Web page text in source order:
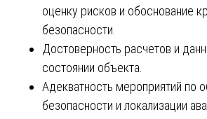
оценку рисков и обоснование
безопасности.
Достоверность расчетов и
состоянии объекта.
Адекватность мероприятий по
безопасности и локализации